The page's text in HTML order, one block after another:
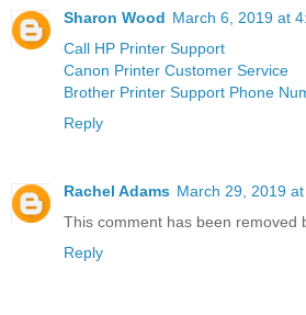
Sharon Wood March 6, 2019 at
Call HP Printer Support
Canon Printer Customer Service
Brother Printer Support Phone
Reply
Rachel Adams March 29, 2019
This comment has been removed
Reply